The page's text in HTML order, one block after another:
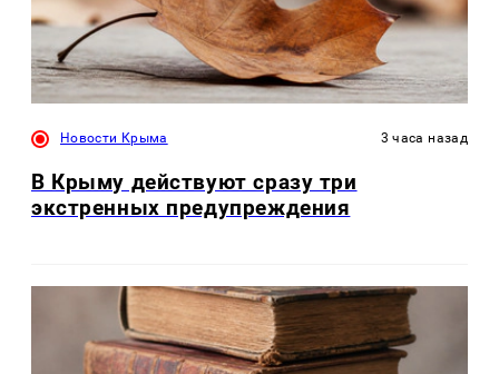
Новости Крыма 3 часа назад
В Крыму действуют сразу три
экстренных предупреждения